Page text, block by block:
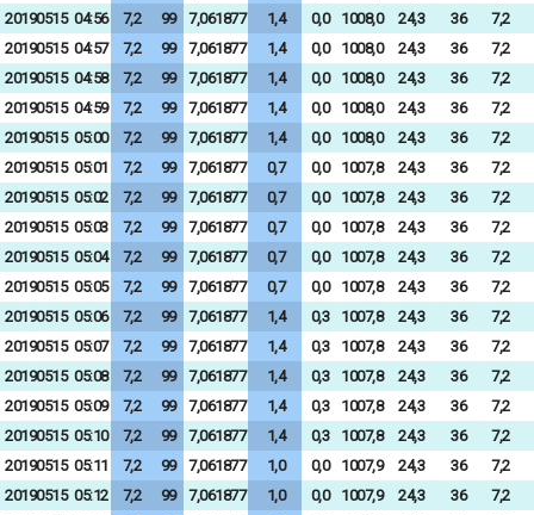
20190515 04:56 7,2 99 7,061877 1,4 0,0 1008,0 24,3 36
7,2
20190515 04:57 7,2 99 7,061877 1,4 0,0 1008,0 24,3 36
7,2
20190515 04:58 7,2 99 7,061877 1,4 0,0 1008,0 24,3 36
7,2
20190515 04:59 7,2 99 7,061877 1,4 0,0 1008,0 24,3 36
7,2
20190515 05:00 7,2 99 7,061877 1,4 0,0 1008,0 24,3 36
7,2
20190515 05:01 7,2 99 7,061877 0,7 0,0 1007,8 24,3 36
7,2
20190515 05:02 7,2 99 7,061877 0,7 0,0 1007,8 24,3 36
7,2
20190515 05:03 7,2 99 7,061877 0,7 0,0 1007,8 24,3 36
7,2
20190515 05:04 7,2 99 7,061877 0,7 0,0 1007,8 24,3 36
7,2
20190515 05:05 7,2 99 7,061877 0,7 0,0 1007,8 24,3 36
7,2
20190515 05:06 7,2 99 7,061877 1,4 0,3 1007,8 24,3 36
7,2
20190515 05:07 7,2 99 7,061877 1,4 0,3 1007,8 24,3 36
7,2
20190515 05:08 7,2 99 7,061877 1,4 0,3 1007,8 24,3 36
7,2
20190515 05:09 7,2 99 7,061877 1,4 0,3 1007,8 24,3 36
7,2
20190515 05:10 7,2 99 7,061877 1,4 0,3 1007,8 24,3 36
7,2
20190515 05:11 7,2 99 7,061877 1,0 0,0 1007,9 24,3 36
7,2
20190515 05:12 7,2 99 7,061877 1,0 0,0 1007,9 24,3 36
7,2